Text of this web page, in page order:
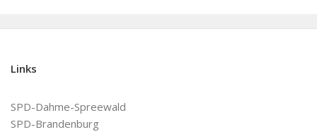
Links
SPD-Dahme-Spreewald
SPD-Brandenburg